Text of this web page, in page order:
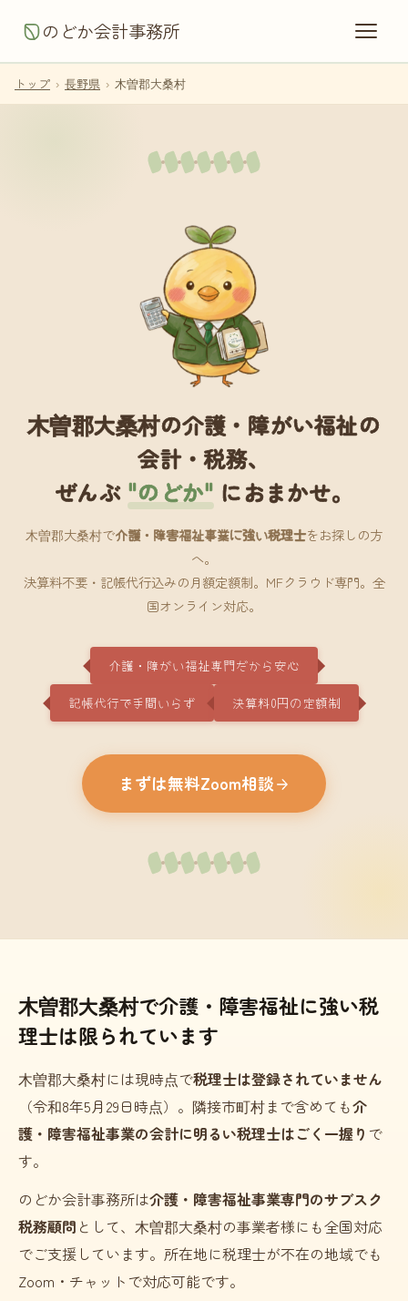
のどか会計事務所
トップ › 長野県 › 木曽郡大桑村
木曽郡大桑村の介護・障がい福祉の
会計・税務、
ぜんぶ "のどか" におまかせ。
木曽郡大桑村で介護・障害福祉事業に強い税理士をお探しの方
へ。
決算料不要・記帳代行込みの月額定額制。MFクラウド専門。全
国オンライン対応。
介護・障がい福祉専門だから安心
記帳代行で手間いらず 決算料0円の定額制
まずは無料Zoom相談
木曽郡大桑村で介護・障害福祉に強い税
理士は限られています
木曽郡大桑村には現時点で税理士は登録されていません
（令和8年5月29日時点）。隣接市町村まで含めても介
護・障害福祉事業の会計に明るい税理士はごく一握り で
す。
のどか会計事務所は介護・障害福祉事業専門のサブスク
税務顧問 として、木曽郡大桑村の事業者様にも全国対応
でご支援しています。所在地に税理士が不在の地域でも
Zoom・チャットで対応可能です。